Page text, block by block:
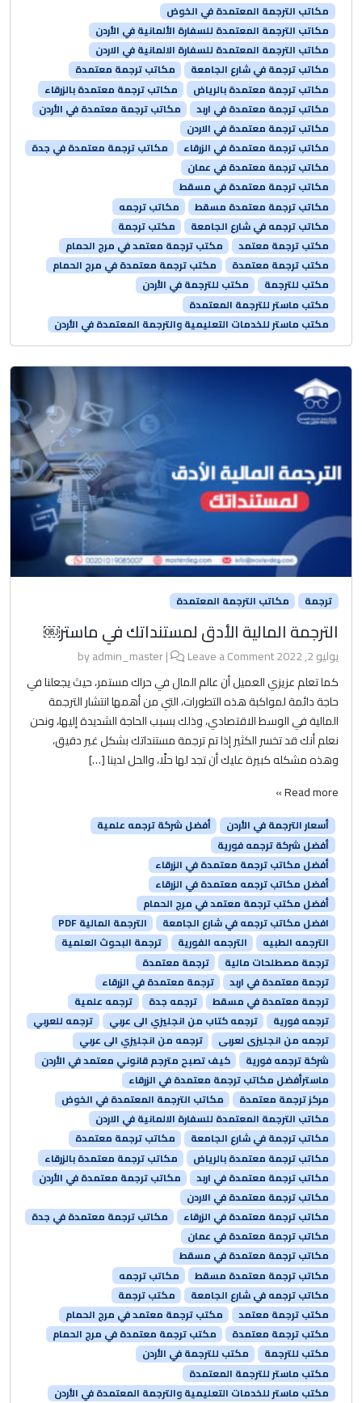
مكاتب الترجمة المعتمدة في الخوض
مكاتب الترجمة المعتمدة للسفارة الألمانية في الأردن
مكاتب الترجمة المعتمدة للسفارة الالمانية في الاردن
مكاتب ترجمة في شارع الجامعة
مكاتب ترجمة معتمدة
مكاتب ترجمة معتمدة بالرياض
مكاتب ترجمة معتمدة بالزرقاء
مكاتب ترجمة معتمدة في اربد
مكاتب ترجمة معتمدة في الأردن
مكاتب ترجمة معتمدة في الاردن
مكاتب ترجمة معتمدة في الزرقاء
مكاتب ترجمة معتمدة في جدة
مكاتب ترجمة معتمدة في عمان
مكاتب ترجمة معتمدة في مسقط
مكاتب ترجمة معتمدة مسقط
مكاتب ترجمه
مكاتب ترجمه في شارع الجامعة
مكتب ترجمة
مكتب ترجمة معتمد
مكتب ترجمة معتمد في مرج الحمام
مكتب ترجمة معتمدة
مكتب ترجمة معتمدة في مرج الحمام
مكتب للترجمة
مكتب للترجمة في الأردن
مكتب ماستر للترجمة المعتمدة
مكتب ماستر للخدمات التعليمية والترجمة المعتمدة في الأردن
ترجمة مكاتب الترجمة المعتمدة
الترجمة المالية الأدق لمستنداتك في ماستر￼
يوليو 2, 2022 admin_master|
Leave a Comment
كما تعلم عزيزي العميل أن عالم المال في حراك مستمر، حيث يجعلنا في
حاجة دائمة لمواكبة هذه التطورات، التي من أهمها انتشار الترجمة
المالية في الوسط الاقتصادي، وذلك بسبب الحاجة الشديدة إليها، ونحن
نعلم أنك قد تخسر الكثير إذا تم ترجمة مستنداتك بشكل غير دقيق،
وهذه مشكله كبيرة عليك أن تجد لها حلًا، والحل لدينا […]
Read more »
أسعار الترجمة في الأردن
أفضل شركة ترجمه علمية
أفضل شركة ترجمه فورية
أفضل مكاتب ترجمة معتمدة في الزرقاء
أفضل مكاتب ترجمه معتمدة في الزرقاء
أفضل مكتب ترجمة معتمد في مرج الحمام
افضل مكاتب ترجمه في شارع الجامعة
الترجمة المالية PDF
الترجمه الطبيه
الترجمه الفورية
ترجمة البحوث العلمية
ترجمة مصطلحات مالية
ترجمة معتمدة
ترجمة معتمدة في اربد
ترجمة معتمدة في الزرقاء
ترجمة معتمدة في مسقط
ترجمه جدة
ترجمه علمية
ترجمه فورية
ترجمه كتاب من انجليزي الى عربي
ترجمه للعربي
ترجمه من انجليزى لعربى
ترجمه من انجليزي الى عربي
شركة ترجمه فورية
كيف تصبح مترجم قانوني معتمد في الأردن
ماسترأفضل مكاتب ترجمة معتمدة في الزرقاء
مركز ترجمة معتمدة
مكاتب الترجمة المعتمدة في الخوض
مكاتب الترجمة المعتمدة للسفارة الالمانية في الاردن
مكاتب ترجمة في شارع الجامعة
مكاتب ترجمة معتمدة
مكاتب ترجمة معتمدة بالرياض
مكاتب ترجمة معتمدة بالزرقاء
مكاتب ترجمة معتمدة في اربد
مكاتب ترجمة معتمدة في الأردن
مكاتب ترجمة معتمدة في الاردن
مكاتب ترجمة معتمدة في الزرقاء
مكاتب ترجمة معتمدة في جدة
مكاتب ترجمة معتمدة في عمان
مكاتب ترجمة معتمدة في مسقط
مكاتب ترجمة معتمدة مسقط
مكاتب ترجمه
مكاتب ترجمه في شارع الجامعة
مكتب ترجمة
مكتب ترجمة معتمد
مكتب ترجمة معتمد في مرج الحمام
مكتب ترجمة معتمدة
مكتب ترجمة معتمدة في مرج الحمام
مكتب للترجمة
مكتب للترجمة في الأردن
مكتب ماستر للترجمة المعتمدة
مكتب ماستر للخدمات التعليمية والترجمة المعتمدة في الأردن